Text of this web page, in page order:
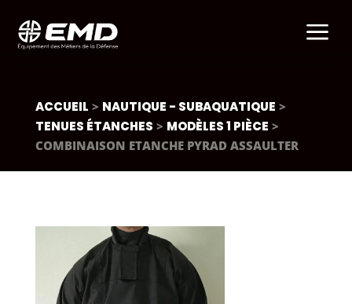
a
ACCUEIL > NAUTIQUE - SUBAQUATIQUE >
TENUES ÉTANCHES > MODÈLES 1 PIÈCE >
COMBINAISON ETANCHE PYRAD ASSAULTER